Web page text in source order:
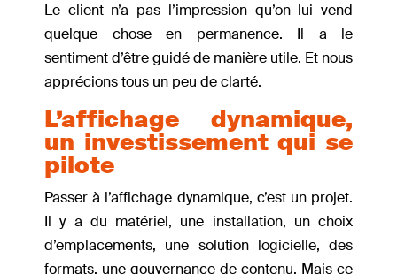
Le client n’a pas l’impression qu’on lui vend
quelque chose en permanence. Il a le
sentiment d’être guidé de manière utile. Et nous
apprécions tous un peu de clarté.
L’affichage dynamique,
un investissement qui se
pilote
Passer à l’affichage dynamique, c’est un projet.
Il y a du matériel, une installation, un choix
d’emplacements, une solution logicielle, des
formats, une gouvernance de contenu. Mais ce